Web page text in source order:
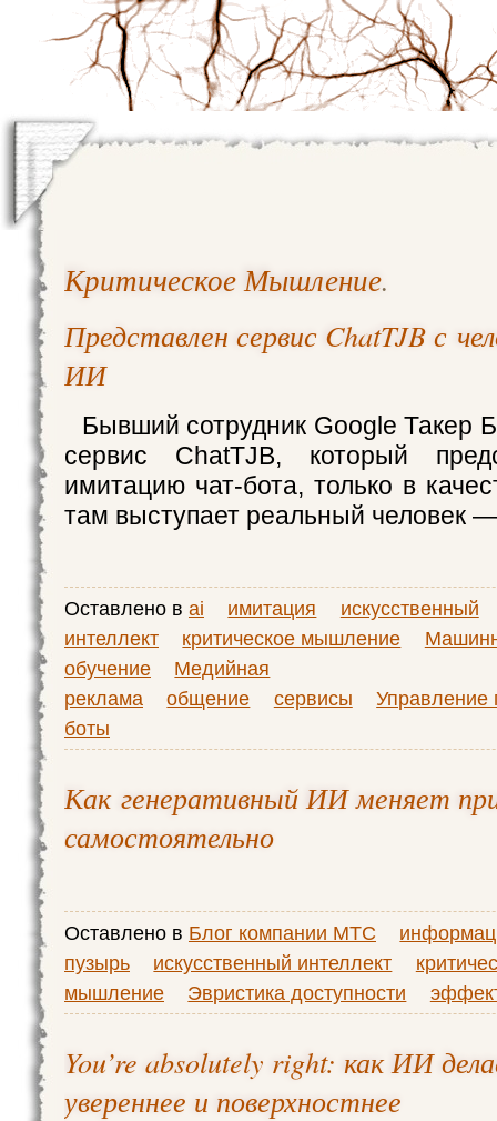
Критическое Мышление.
Представлен сервис ChatTJB с
ИИ
Бывший сотрудник Google Такер
сервис ChatTJB, который
имитацию чат‑бота, только в
там выступает реальный человек
Оставлено в ai имитация
искусственный
интеллект
критическое мышление
обучение
Медийная
реклама
общение сервисы
Управление
боты
Как генеративный ИИ меняет
самостоятельно
Оставлено в Блог компании МТС
пузырь
искусственный интеллект
мышление
Эвристика доступности
You’re absolutely right: как ИИ
увереннее и поверхностнее